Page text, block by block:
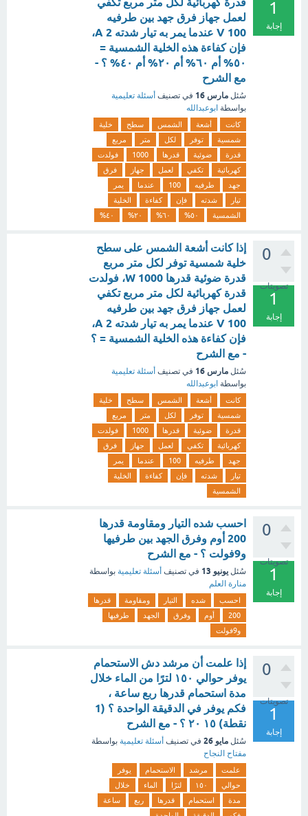
1
إجابة
لعمل جهاز فرق جهد بين طرفيه
100 V عندما يمر به تيار شدته 2 A،
فإن كفاءة هذه الخلية الشمسية =
٥٠% أم ٦٠% أم ٢٠% أم ٤٠% ؟ -
مع الشرح
سُئل مارس 16 في تصنيف أسئلة تعليمية
بواسطة ابوعبدالله
كانت أشعة الشمس سطح
خلية
شمسية
توفر لكل متر
مربع
قدرة
ضوئية قدرها 1000
فولدت
كهربائية
تكفي لعمل جهاز
فرق
جهد
طرفيه 100 عندما
يمر
تيار
شدته فإن كفاءة
الخلية
الشمسية
٥٠% ٦٠% ٢٠% ٤٠%
0
تصويتات
1
إجابة
إذا كانت أشعة الشمس على سطح
خلية شمسية توفر لكل متر مربع
قدرة ضوئية قدرها 1000 W، فولدت
قدرة كهربائية لكل متر مربع تكفي
لعمل جهاز فرق جهد بين طرفيه
100 V عندما يمر به تيار شدته 2 A،
فإن كفاءة هذه الخلية الشمسية = ؟
- مع الشرح
سُئل مارس 16 في تصنيف أسئلة تعليمية
بواسطة ابوعبدالله
كانت أشعة الشمس سطح
خلية
شمسية
توفر لكل متر
مربع
قدرة
ضوئية قدرها 1000
فولدت
كهربائية
تكفي لعمل جهاز
فرق
جهد
طرفيه 100 عندما
يمر
تيار
شدته فإن كفاءة
الخلية
الشمسية
0
تصويتات
1
إجابة
احسب شده التيار ومقاومة قدرها
200 أوم وفرق الجهد بين طرفيها
و9فولت ؟ - مع الشرح
سُئل يونيو 13 في تصنيف أسئلة تعليمية بواسطة
منارة العلم
احسب شده التيار ومقاومة
قدرها
200
أوم وفرق الجهد
طرفيها
و9فولت
0
تصويتات
1
إجابة
إذا علمت أن مرشد دش الاستحمام
يوفر حوالي ١٥٠ لترًا من الماء خلال
مدة استحمام قدرها ربع ساعة ،
فكم يوفر في الدقيقة الواحدة ؟ (1
نقطة) ١٥ ٢٠ ؟ - مع الشرح
سُئل مايو 26 في تصنيف أسئلة تعليمية بواسطة
مفتاح النجاح
علمت مرشد الاستحمام
يوفر
حوالي
١٥٠ لترًا الماء
خلال
مدة
استحمام قدرها ربع
ساعة